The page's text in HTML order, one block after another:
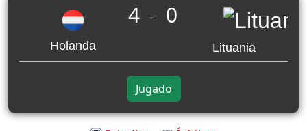
Holanda
4 _ 0
Lituania
Jugado